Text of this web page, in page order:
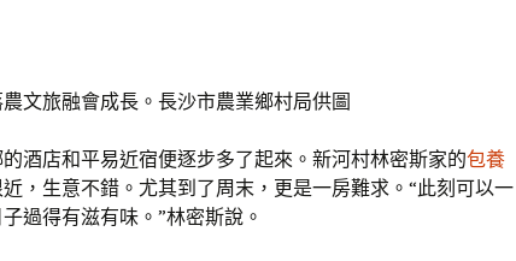
旅融會成長。長沙市農業鄉村局供圖
酒店和平易近宿便逐步多了起來。新河村林密斯家的包養
，生意不錯。尤其到了周末，更是一房難求。“此刻可以一
過得有滋有味。”林密斯說。